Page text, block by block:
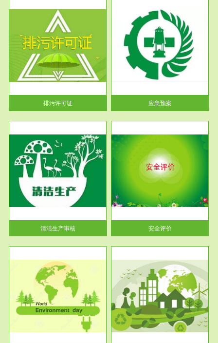
排污许可证
服务范围
应急预案
根据《中华人民共和国环境保护
法》第十九条 企业事业单位应
当按照...
应急预案
清洁生产审核
服务范围
安全评价
安全评价安全评价目的是查找、
分析和预测工程、系统、生产经
营活...
安全评价
服务范围
VOCs在线监测
根据《重点区域大气污染防
治“十二五”规划》有机废气净化